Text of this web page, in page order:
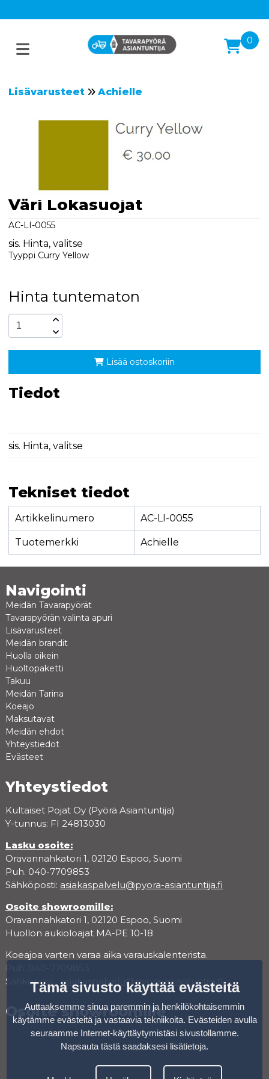
0
Lisävarusteet Achielle
Väri Lokasuojat
AC-LI-0055
sis. Hinta, valitse
Tyyppi Curry Yellow
Hinta tuntematon
Lisää ostoskoriin
Tiedot
sis. Hinta, valitse
Tekniset tiedot
Artikkelinumero AC-LI-0055
Tuotemerkki Achielle
Navigointi
Meidän Tavarapyörät
Tavarapyörän valinta apuri
Lisävarusteet
Meidän brandit
Huolla oikein
Huoltopaketti
Takuu
Meidän Tarina
Koeajo
Maksutavat
Meidän ehdot
Yhteystiedot
Evästeet
Yhteystiedot
Kultaiset Pojat Oy (Pyörä Asiantuntija)
Y-tunnus: FI 24813030
Lasku osoite:
Oravannahkatori 1, 02120 Espoo, Suomi
Puh. 040-7709853
Sähköposti: asiakaspalvelu@pyora-asiantuntija.fi
Osoite showroomille:
Oravannahkatori 1, 02120 Espoo, Suomi
Huollon aukioloajat MA-PE 10-18
Koeajoa varten varaa aika varauskalenterista.
Sähköposti: asiakaspalvelu@pyora-asiantuntija.fi
Osoite showroomille
Tämä sivusto käyttää evästeitä
Auttaaksemme sinua paremmin ja henkilökohtaisemmin
käytämme evästeitä ja vastaavia tekniikoita. Evästeiden avulla
seuraamme Internet-käyttäytymistäsi sivustollamme.
Napsauta tästä saadaksesi lisätietoja.